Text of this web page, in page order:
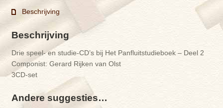
bij
Panfluitstudieboek
-
Deel
2
aantal
Beschrijving
Beschrijving
Drie speel- en studie-CD’s bij Het Panfluitstudieboek – Deel 2
Componist: Gerard Rijken van Olst
3CD-set
Andere suggesties…